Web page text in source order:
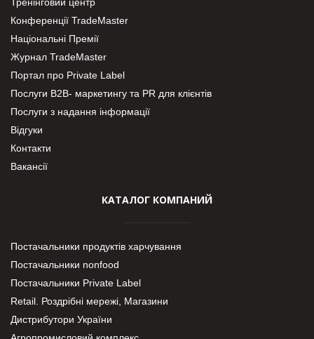
Конференції TradeMaster
Національні Премії
Журнал TradeMaster
Портал про Private Label
Послуги В2В- маркетингу та PR для клієнтів
Послуги з надання інформації
Відгуки
Контакти
Вакансії
КАТАЛОГ КОМПАНИЙ
Постачальники продуктів харчування
Постачальники nonfood
Постачальники Private Label
Retail. Роздрібні мережі, Магазини
Дистрибутори України